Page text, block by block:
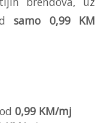
samo 0,99 KM
0,99 KM/mj